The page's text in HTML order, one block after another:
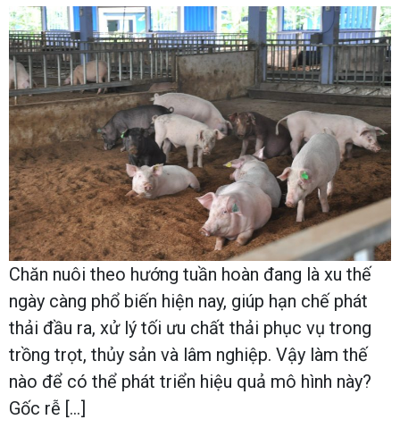
Chăn nuôi theo hướng tuần hoàn đang là xu thế
ngày càng phổ biến hiện nay, giúp hạn chế phát
thải đầu ra, xử lý tối ưu chất thải phục vụ trong
trồng trọt, thủy sản và lâm nghiệp. Vậy làm thế
nào để có thể phát triển hiệu quả mô hình này?
Gốc rễ […]